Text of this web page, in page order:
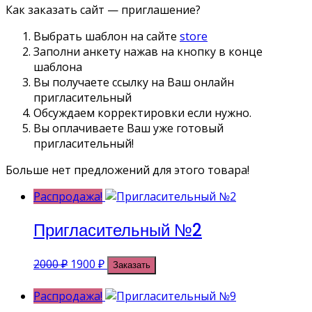
Как заказать сайт — приглашение?
Выбрать шаблон на сайте store
Заполни анкету нажав на кнопку в конце
шаблона
Вы получаете ссылку на Ваш онлайн
пригласительный
Обсуждаем корректировки если нужно.
Вы оплачиваете Ваш уже готовый
пригласительный!
Больше нет предложений для этого товара!
Распродажа!
Пригласительный №2
2000₽ Первоначальная
составляла
1900 ₽Текущая
цена:
1900 ₽.
Заказать
Распродажа!